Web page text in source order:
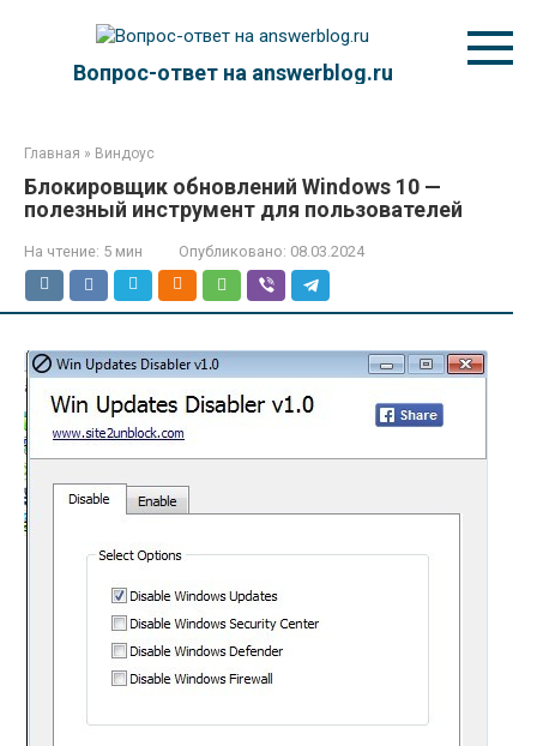
Вопрос-ответ на answerblog.ru
Главная » Виндоус
Блокировщик обновлений Windows 10 —
полезный инструмент для пользователей
На чтение: 5 мин Опубликовано: 08.03.2024